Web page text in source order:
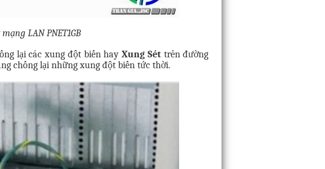
LAN PNET1GB
lại các xung đột biến hayXung Sét trên đường
chống lại những xung đột biến tức thời.